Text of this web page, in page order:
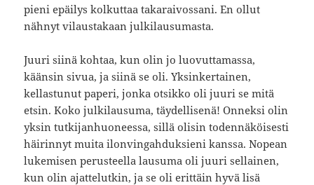
pieni epäilys kolkuttaa takaraivossani. En ollut
nähnyt vilaustakaan julkilausumasta.
Juuri siinä kohtaa, kun olin jo luovuttamassa,
käänsin sivua, ja siinä se oli. Yksinkertainen,
kellastunut paperi, jonka otsikko oli juuri se mitä
etsin. Koko julkilausuma, täydellisenä! Onneksi olin
yksin tutkijanhuoneessa, sillä olisin todennäköisesti
häirinnyt muita ilonvingahduksieni kanssa. Nopean
lukemisen perusteella lausuma oli juuri sellainen,
kun olin ajattelutkin, ja se oli erittäin hyvä lisä